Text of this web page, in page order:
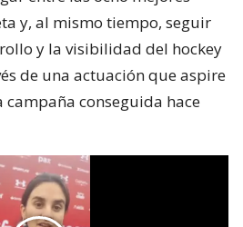
y, al mismo tiempo, seguir
y la visibilidad del hockey
de una actuación que aspire
conseguida hace